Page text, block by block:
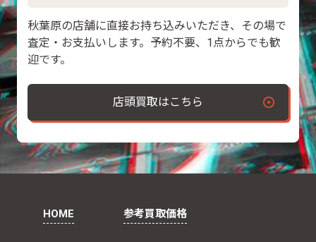
秋葉原の店舗に直接お持ち込みいただき、その場で
査定・お支払いします。予約不要、1点からでも歓
迎です。
店頭買取はこちら
HOME 参考買取価格